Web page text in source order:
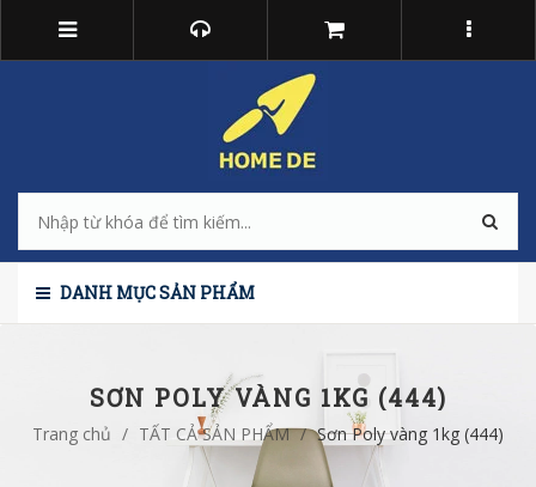
DANH MỤC SẢN PHẨM
SƠN POLY VÀNG 1KG (444)
Trang chủ / TẤT CẢ SẢN PHẨM / Sơn Poly vàng 1kg (444)